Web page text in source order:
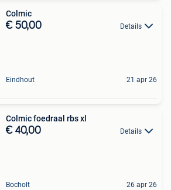
Colmic
€ 50,00 Details
Eindhout 21 apr 26
Colmic foedraal rbs xl
€ 40,00 Details
Bocholt 26 apr 26